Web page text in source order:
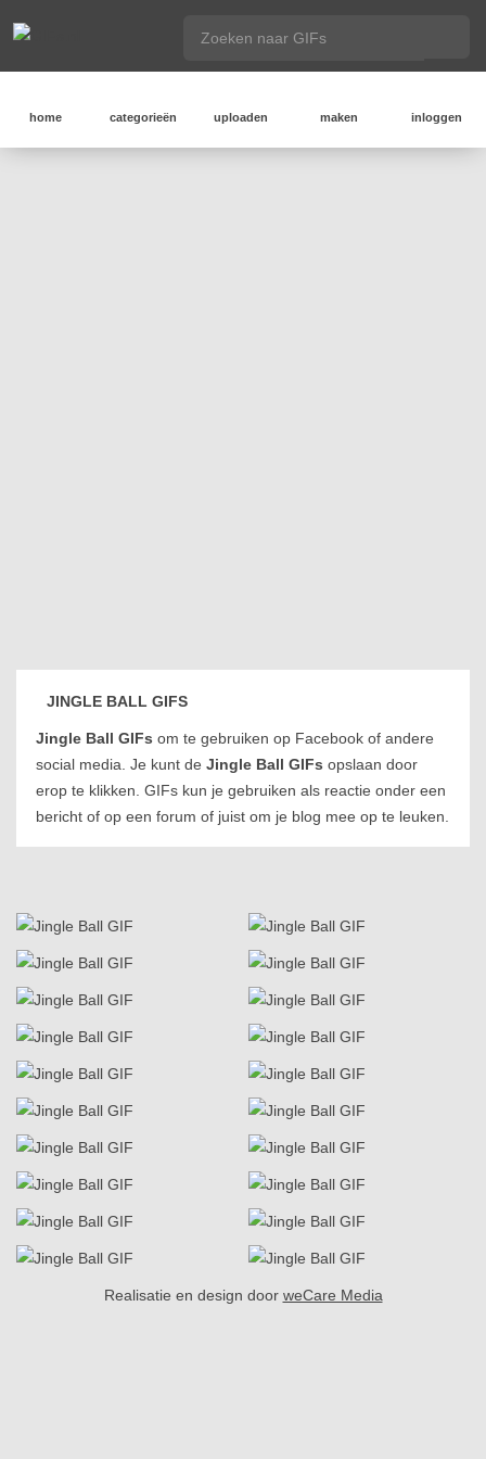
home categorieën uploaden maken inloggen
JINGLE BALL GIFS
Jingle Ball GIFs om te gebruiken op Facebook of andere
social media. Je kunt de Jingle Ball GIFs opslaan door
erop te klikken. GIFs kun je gebruiken als reactie onder een
bericht of op een forum of juist om je blog mee op te leuken.
Realisatie en design door weCare Media